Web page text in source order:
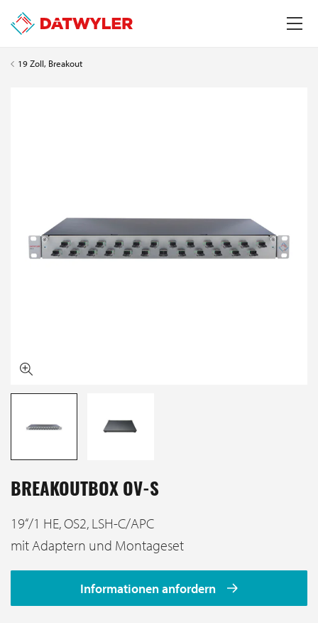
19 Zoll, Breakout
BREAKOUTBOX OV-S
19‘‘/1 HE, OS2, LSH-C/APC
mit Adaptern und Montageset
Informationen anfordern